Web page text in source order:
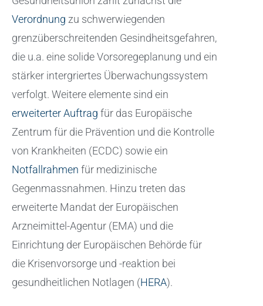
Verordnung zu schwerwiegenden
grenzüberschreitenden Gesindheitsgefahren,
die u.a. eine solide Vorsoregeplanung und ein
stärker intergriertes Überwachungssystem
verfolgt. Weitere elemente sind ein
erweiterter Auftrag für das Europäische
Zentrum für die Prävention und die Kontrolle
von Krankheiten (ECDC) sowie ein
Notfallrahmen für medizinische
Gegenmassnahmen. Hinzu treten das
erweiterte Mandat der Europäischen
Arzneimittel-Agentur (EMA) und die
Einrichtung der Europäischen Behörde für
die Krisenvorsorge und -reaktion bei
gesundheitlichen Notlagen (HERA).